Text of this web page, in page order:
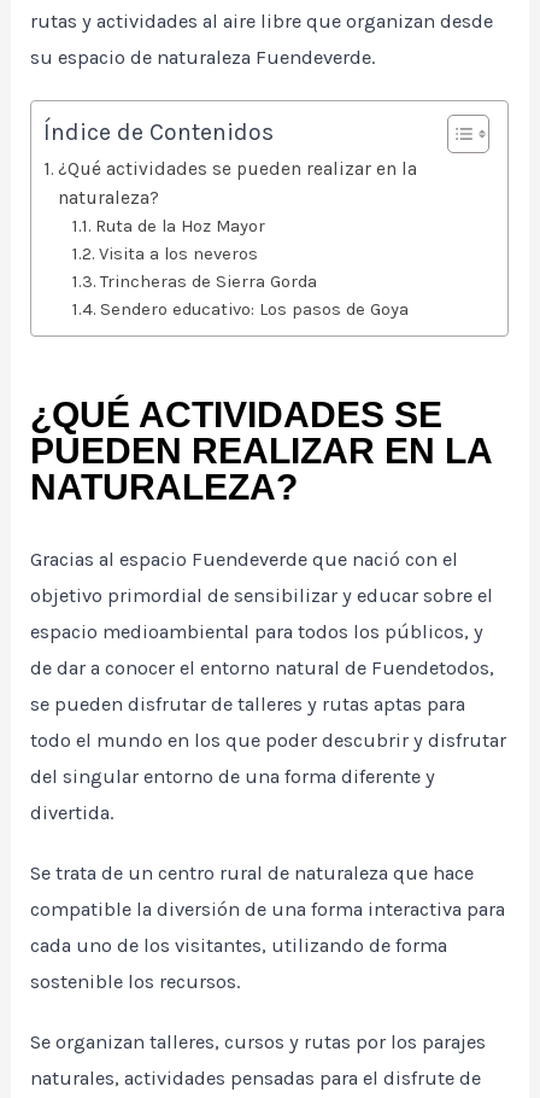
rutas y actividades al aire libre que organizan desde
su espacio de naturaleza Fuendeverde.
Índice de Contenidos
¿Qué actividades se pueden realizar en la
naturaleza?
Ruta de la Hoz Mayor
Visita a los neveros
Trincheras de Sierra Gorda
Sendero educativo: Los pasos de Goya
¿QUÉ ACTIVIDADES SE
PUEDEN REALIZAR EN LA
NATURALEZA?
Gracias al espacio Fuendeverde que nació con el
objetivo primordial de sensibilizar y educar sobre el
espacio medioambiental para todos los públicos, y
de dar a conocer el entorno natural de Fuendetodos,
se pueden disfrutar de talleres y rutas aptas para
todo el mundo en los que poder descubrir y disfrutar
del singular entorno de una forma diferente y
divertida.
Se trata de un centro rural de naturaleza que hace
compatible la diversión de una forma interactiva para
cada uno de los visitantes, utilizando de forma
sostenible los recursos.
Se organizan talleres, cursos y rutas por los parajes
naturales, actividades pensadas para el disfrute de